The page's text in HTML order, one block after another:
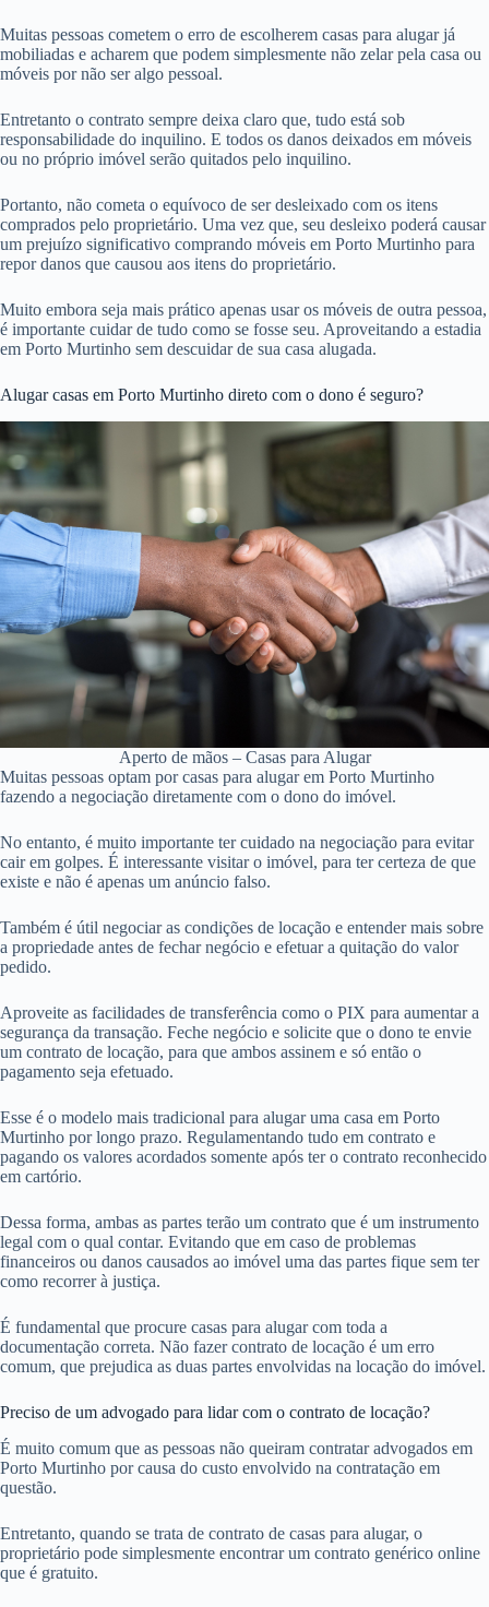
Muitas pessoas cometem o erro de escolherem casas para alugar já
mobiliadas e acharem que podem simplesmente não zelar pela casa ou
móveis por não ser algo pessoal.
Entretanto o contrato sempre deixa claro que, tudo está sob
responsabilidade do inquilino. E todos os danos deixados em móveis
ou no próprio imóvel serão quitados pelo inquilino.
Portanto, não cometa o equívoco de ser desleixado com os itens
comprados pelo proprietário. Uma vez que, seu desleixo poderá causar
um prejuízo significativo comprando móveis em Porto Murtinho para
repor danos que causou aos itens do proprietário.
Muito embora seja mais prático apenas usar os móveis de outra pessoa,
é importante cuidar de tudo como se fosse seu. Aproveitando a estadia
em Porto Murtinho sem descuidar de sua casa alugada.
Alugar casas em Porto Murtinho direto com o dono é seguro?
Aperto de mãos – Casas para Alugar
Muitas pessoas optam por casas para alugar em Porto Murtinho
fazendo a negociação diretamente com o dono do imóvel.
No entanto, é muito importante ter cuidado na negociação para evitar
cair em golpes. É interessante visitar o imóvel, para ter certeza de que
existe e não é apenas um anúncio falso.
Também é útil negociar as condições de locação e entender mais sobre
a propriedade antes de fechar negócio e efetuar a quitação do valor
pedido.
Aproveite as facilidades de transferência como o PIX para aumentar a
segurança da transação. Feche negócio e solicite que o dono te envie
um contrato de locação, para que ambos assinem e só então o
pagamento seja efetuado.
Esse é o modelo mais tradicional para alugar uma casa em Porto
Murtinho por longo prazo. Regulamentando tudo em contrato e
pagando os valores acordados somente após ter o contrato reconhecido
em cartório.
Dessa forma, ambas as partes terão um contrato que é um instrumento
legal com o qual contar. Evitando que em caso de problemas
financeiros ou danos causados ao imóvel uma das partes fique sem ter
como recorrer à justiça.
É fundamental que procure casas para alugar com toda a
documentação correta. Não fazer contrato de locação é um erro
comum, que prejudica as duas partes envolvidas na locação do imóvel.
Preciso de um advogado para lidar com o contrato de locação?
É muito comum que as pessoas não queiram contratar advogados em
Porto Murtinho por causa do custo envolvido na contratação em
questão.
Entretanto, quando se trata de contrato de casas para alugar, o
proprietário pode simplesmente encontrar um contrato genérico online
que é gratuito.